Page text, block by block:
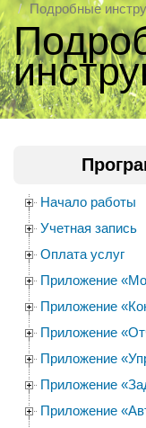
Подробные
Начало работы
Учетная запись
Оплата услуг
Приложение
Приложение
Приложение
Приложение
Приложение
Приложение